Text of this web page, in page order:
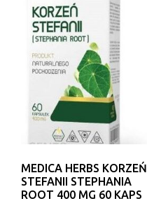
MEDICA HERBS KORZEŃ
STEFANII STEPHANIA
ROOT 400 MG 60 KAPS